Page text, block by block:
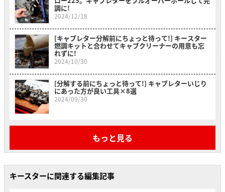
調に!
2024/12/18
[キャブレター分解前にちょっと待って!] キースター
燃調キットと合わせてキャブクリーナーの用意も忘
れずに!
2024/10/30
[分解する前にちょっと待って!] キャブレターいじり
にあった方が良い工具×8選
2024/09/30
もっと見る
キースターに関連する編集記事